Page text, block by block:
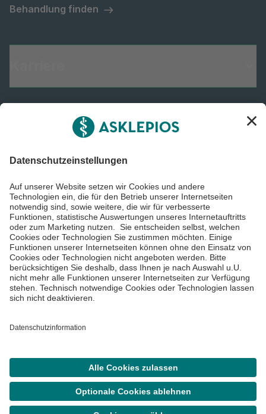
Behandlung finden
Informiert bleiben
Impressum
Datenschutzinformationen
Barrierefreiheit
©Asklepios Kliniken GmbH & Co. KGaA 2026